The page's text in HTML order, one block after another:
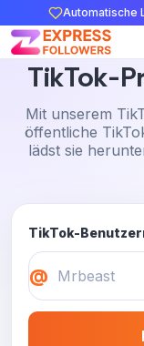
Automatische
TikTok-
Mit unserem
öffentliche
lädst sie
TikTok-
@